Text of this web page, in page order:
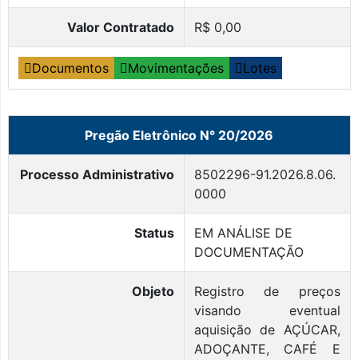
Valor Contratado R$ 0,00
Documentos Movimentações Lotes
Pregão Eletrônico N° 20/2026
Processo Administrativo
8502296-91.2026.8.06.
0000
Status
EM ANÁLISE DE
DOCUMENTAÇÃO
Objeto
Registro de preços
visando eventual
aquisição de AÇÚCAR,
ADOÇANTE, CAFÉ E